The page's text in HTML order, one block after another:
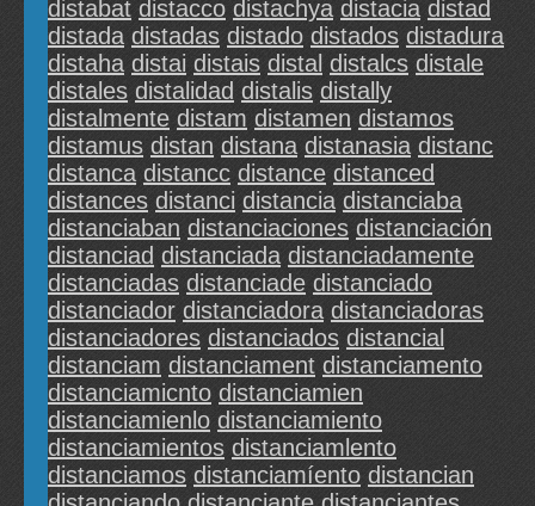
distabat distacco distachya distacia distad
distada distadas distado distados distadura
distaha distai distais distal distalcs distale
distales distalidad distalis distally
distalmente distam distamen distamos
distamus distan distana distanasia distanc
distanca distancc distance distanced
distances distanci distancia distanciaba
distanciaban distanciaciones distanciación
distanciad distanciada distanciadamente
distanciadas distanciade distanciado
distanciador distanciadora distanciadoras
distanciadores distanciados distancial
distanciam distanciament distanciamento
distanciamicnto distanciamien
distanciamienlo distanciamiento
distanciamientos distanciamlento
distanciamos distanciamíento distancian